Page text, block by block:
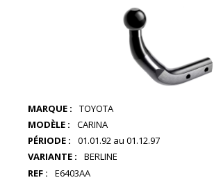
MARQUE :
TOYOTA
MODÈLE :
CARINA
PÉRIODE :
01.01.92 au 01.12.97
VARIANTE :
BERLINE
REF :
E6403AA